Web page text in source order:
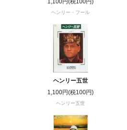
1,100円(税100円)
ヘンリー・フール
ヘンリー五世
1,100円(税100円)
ヘンリー五世